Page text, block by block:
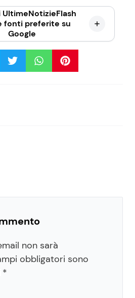
UltimeNotizieFlash
fonti preferite su
Google
non sarà
obbligatori sono
*